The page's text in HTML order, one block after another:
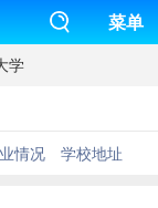
菜单
学
情况 学校地址